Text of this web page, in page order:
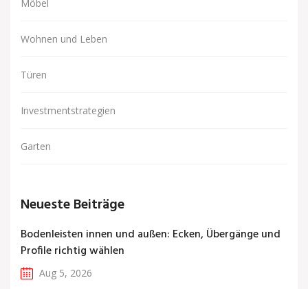
Möbel
Wohnen und Leben
Türen
Investmentstrategien
Garten
Neueste Beiträge
Bodenleisten innen und außen: Ecken, Übergänge und
Profile richtig wählen
Aug 5, 2026